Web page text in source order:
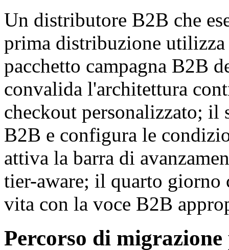
Un distributore B2B che
prima distribuzione utilizza
pacchetto campagna B2B
convalida l'architettura
checkout personalizzato; il
B2B e configura le
attiva la barra di
tier-aware; il quarto
vita con la voce B2B
Percorso di migrazione